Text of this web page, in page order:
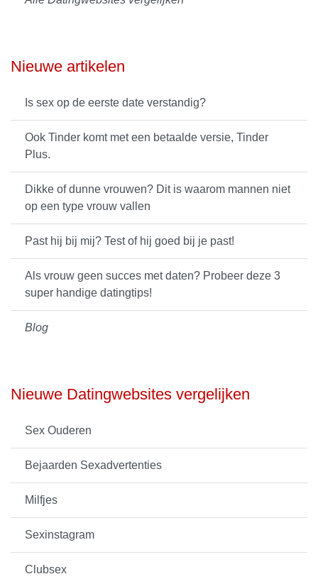
Nieuwe artikelen
Is sex op de eerste date verstandig?
Ook Tinder komt met een betaalde versie, Tinder
Plus.
Dikke of dunne vrouwen? Dit is waarom mannen niet
op een type vrouw vallen
Past hij bij mij? Test of hij goed bij je past!
Als vrouw geen succes met daten? Probeer deze 3
super handige datingtips!
Blog
Nieuwe Datingwebsites vergelijken
Sex Ouderen
Bejaarden Sexadvertenties
Milfjes
Sexinstagram
Clubsex